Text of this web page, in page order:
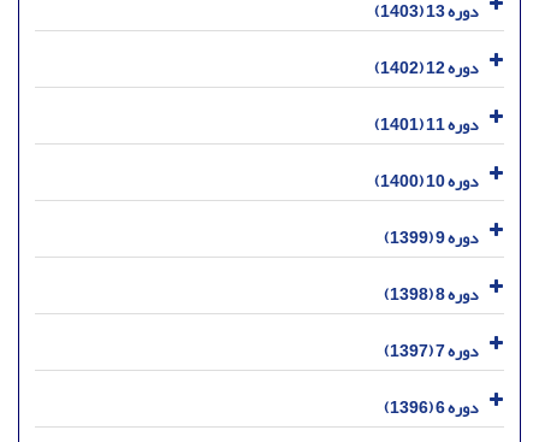
دوره 13 (1403)
دوره 12 (1402)
دوره 11 (1401)
دوره 10 (1400)
دوره 9 (1399)
دوره 8 (1398)
دوره 7 (1397)
دوره 6 (1396)